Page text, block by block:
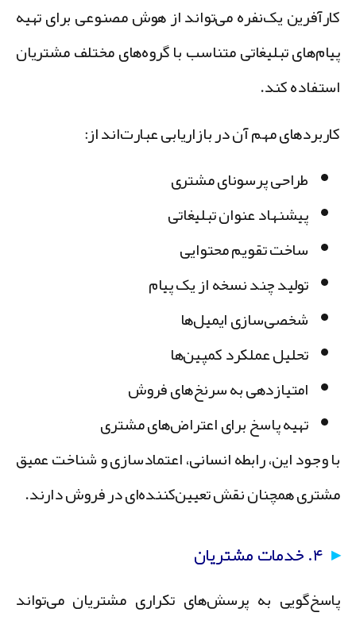
یک‌نفره می‌تواند از هوش مصنوعی برای تهیه
تبلیغاتی متناسب با گروه‌های مختلف مشتریان
کند.
مهم آن در بازاریابی عبارت‌اند از:
طراحی پرسونای مشتری
پیشنهاد عنوان تبلیغاتی
ساخت تقویم محتوایی
تولید چند نسخه از یک پیام
شخصی‌سازی ایمیل‌ها
تحلیل عملکرد کمپین‌ها
امتیازدهی به سرنخ‌های فروش
تهیه پاسخ برای اعتراض‌های مشتری
وجود این، رابطه انسانی، اعتمادسازی و شناخت عمیق
همچنان نقش تعیین‌کننده‌ای در فروش دارند.
۴. خدمات مشتریان
به پرسش‌های تکراری مشتریان می‌تواند